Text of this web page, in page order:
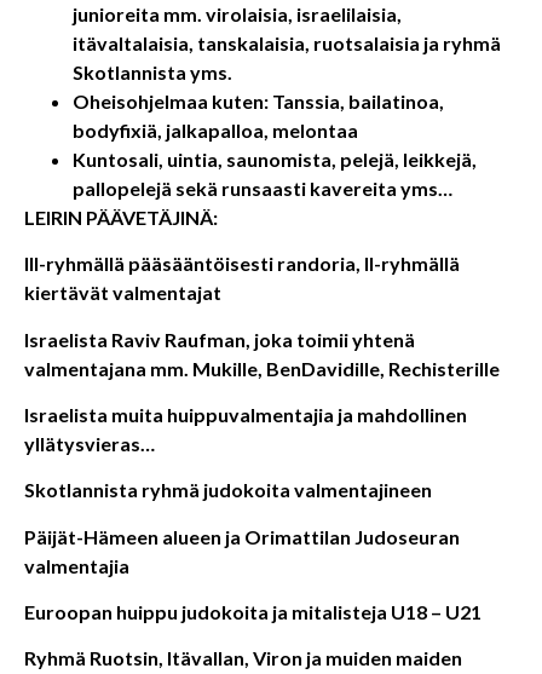
junioreita mm. virolaisia, israelilaisia,
itävaltalaisia, tanskalaisia, ruotsalaisia ja ryhmä
Skotlannista yms.
Oheisohjelmaa kuten: Tanssia, bailatinoa,
bodyfixiä, jalkapalloa, melontaa
Kuntosali, uintia, saunomista, pelejä, leikkejä,
pallopelejä sekä runsaasti kavereita yms…
LEIRIN PÄÄVETÄJINÄ:
III-ryhmällä pääsääntöisesti randoria, II-ryhmällä
kiertävät valmentajat
Israelista Raviv Raufman, joka toimii yhtenä
valmentajana mm. Mukille, BenDavidille, Rechisterille
Israelista muita huippuvalmentajia ja mahdollinen
yllätysvieras…
Skotlannista ryhmä judokoita valmentajineen
Päijät-Hämeen alueen ja Orimattilan Judoseuran
valmentajia
Euroopan huippu judokoita ja mitalisteja U18 – U21
Ryhmä Ruotsin, Itävallan, Viron ja muiden maiden